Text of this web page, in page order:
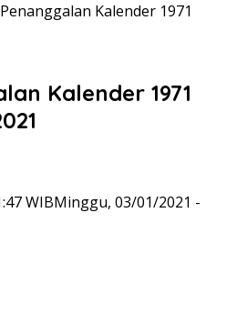
Kalender 1971
Kalender 1971
WIBMinggu, 03/01/2021 -